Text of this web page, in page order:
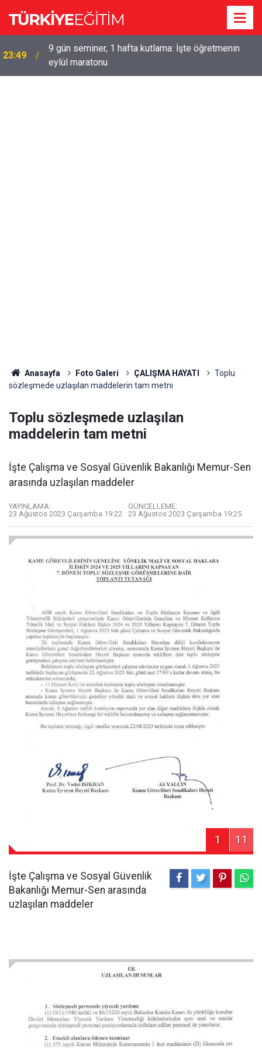
23:49
9 gün seminer, 1 hafta kutlama: İşte öğretmenin
eylül maratonu
Anasayfa Foto Galeri ÇALIŞMA HAYATI
Toplu
sözleşmede uzlaşılan maddelerin tam metni
Toplu sözleşmede uzlaşılan
maddelerin tam metni
İşte Çalışma ve Sosyal Güvenlik Bakanlığı Memur-Sen
arasında uzlaşılan maddeler
YAYINLAMA:
23 Ağustos 2023 Çarşamba 19:22
GÜNCELLEME:
23 Ağustos 2023 Çarşamba 19:25
1 11
İşte Çalışma ve Sosyal Güvenlik
Bakanlığı Memur-Sen arasında
uzlaşılan maddeler